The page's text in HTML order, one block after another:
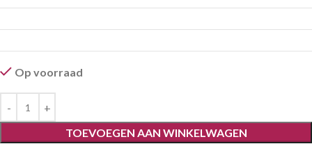
Op voorraad
TOEVOEGEN AAN WINKELWAGEN